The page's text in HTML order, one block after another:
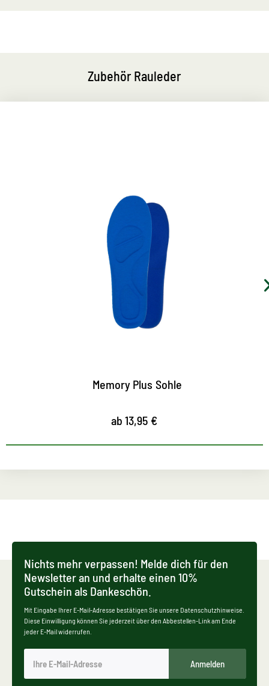
Zubehör Rauleder
Sohle mit Memory-Effekt
die Sohle passt sich durch den Memory-Schaum der
Druckbelastung des Fußes perfekt an
extrem leichtes Fußbett mit optimaler
Memory Plus Sohle
ab 13,95 €
Nichts mehr verpassen! Melde dich für den
Newsletter an und erhalte einen 10%
Gutschein als Dankeschön.
Mit Eingabe Ihrer E-Mail-Adresse bestätigen Sie unsere Datenschutzhinweise.
Diese Einwilligung können Sie jederzeit über den Abbestellen-Link am Ende
jeder E-Mail widerrufen.
Anmelden